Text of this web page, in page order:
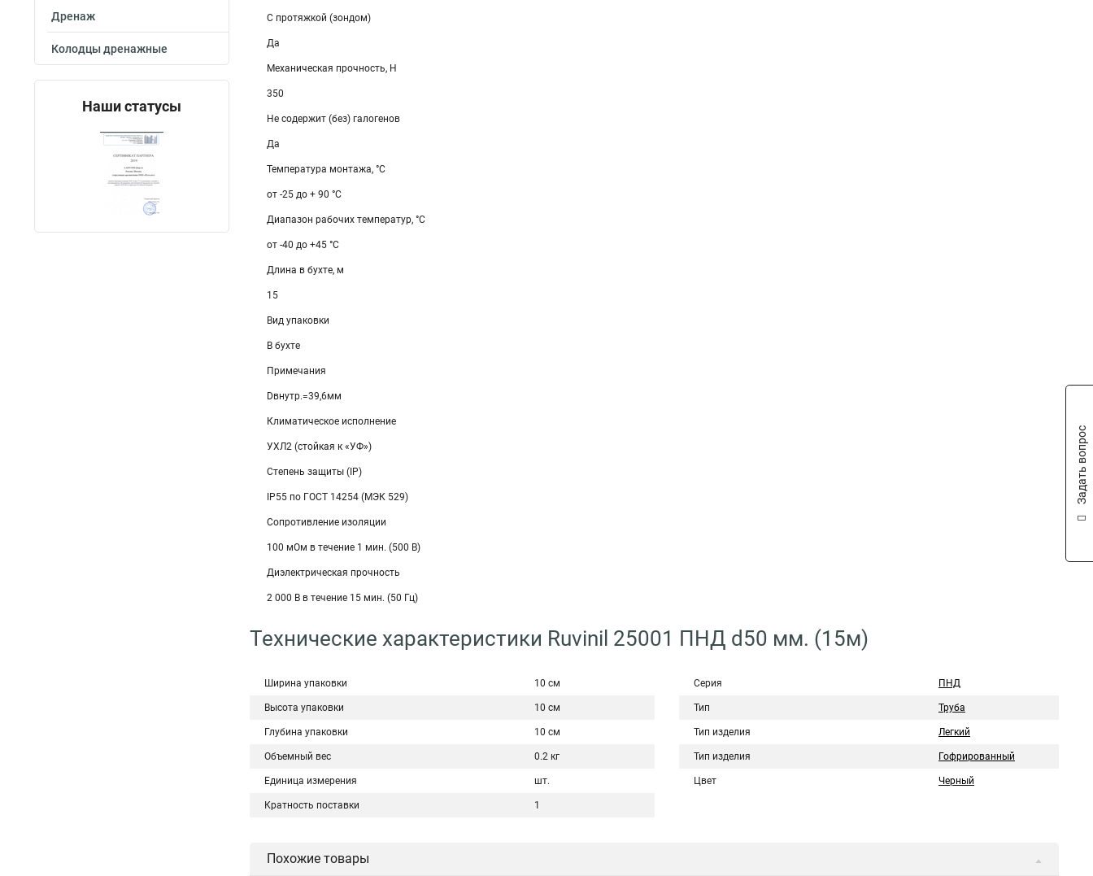
Дренаж
Колодцы дренажные
Наши статусы
С протяжкой (зондом)
Да
Механическая прочность, Н
350
Не содержит (без) галогенов
Да
Температура монтажа, °С
от -25 до + 90 °С
Диапазон рабочих температур, °С
от -40 до +45 °С
Длина в бухте, м
15
Вид упаковки
В бухте
Примечания
Dвнутр.=39,6мм
Климатическое исполнение
УХЛ2 (стойкая к «УФ»)
Степень защиты (IP)
IP55 по ГОСТ 14254 (МЭК 529)
Сопротивление изоляции
100 мОм в течение 1 мин. (500 В)
Диэлектрическая прочность
2 000 В в течение 15 мин. (50 Гц)
Технические характеристики Ruvinil 25001 ПНД d50 мм. (15м)
Ширина упаковки 10 см
Высота упаковки 10 см
Глубина упаковки 10 см
Объемный вес 0.2 кг
Единица измерения шт.
Кратность поставки 1
Серия ПНД
Тип Труба
Тип изделия Легкий
Тип изделия Гофрированный
Цвет Черный
Похожие товары
Задать вопрос